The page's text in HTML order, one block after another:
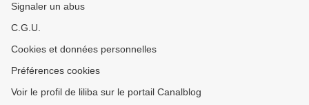
Signaler un abus
C.G.U.
Cookies et données personnelles
Préférences cookies
Voir le profil de liliba sur le portail Canalblog